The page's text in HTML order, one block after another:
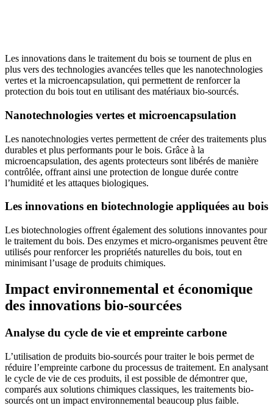
Les innovations dans le traitement du bois se tournent de plus en
plus vers des technologies avancées telles que les nanotechnologies
vertes et la microencapsulation, qui permettent de renforcer la
protection du bois tout en utilisant des matériaux bio-sourcés.
Nanotechnologies vertes et microencapsulation
Les nanotechnologies vertes permettent de créer des traitements plus
durables et plus performants pour le bois. Grâce à la
microencapsulation, des agents protecteurs sont libérés de manière
contrôlée, offrant ainsi une protection de longue durée contre
l’humidité et les attaques biologiques.
Les innovations en biotechnologie appliquées au bois
Les biotechnologies offrent également des solutions innovantes pour
le traitement du bois. Des enzymes et micro-organismes peuvent être
utilisés pour renforcer les propriétés naturelles du bois, tout en
minimisant l’usage de produits chimiques.
Impact environnemental et économique
des innovations bio-sourcées
Analyse du cycle de vie et empreinte carbone
L’utilisation de produits bio-sourcés pour traiter le bois permet de
réduire l’empreinte carbone du processus de traitement. En analysant
le cycle de vie de ces produits, il est possible de démontrer que,
comparés aux solutions chimiques classiques, les traitements bio-
sourcés ont un impact environnemental beaucoup plus faible.